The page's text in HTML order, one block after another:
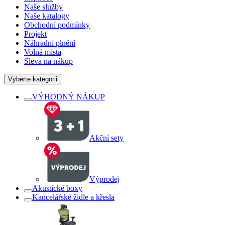
Naše služby
Naše katalogy
Obchodní podmínky
Projekt
Náhradní plnění
Volná místa
Sleva na nákup
Vyberte kategorii
VÝHODNÝ NÁKUP
Akční sety
Výprodej
Akustické boxy
Kancelářské židle a křesla